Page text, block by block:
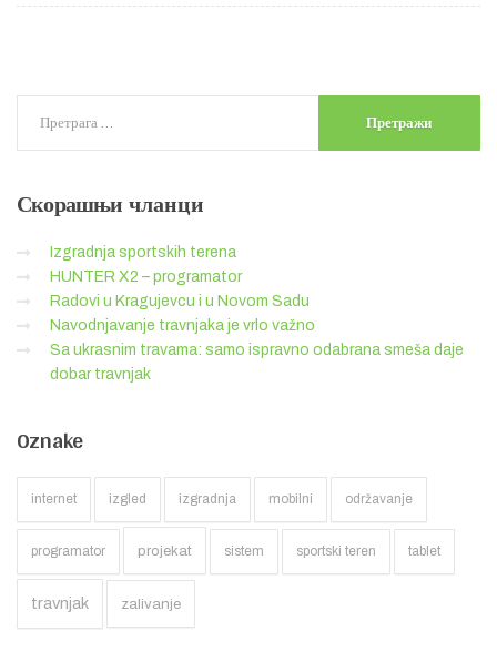
Скорашњичланци
Izgradnja sportskih terena
HUNTER X2 – programator
Radovi u Kragujevcu i u Novom Sadu
Navodnjavanje travnjaka je vrlo važno
Sa ukrasnim travama: samo ispravno odabrana smeša daje
dobar travnjak
Oznake
internet izgled izgradnja mobilni održavanje
programator projekat sistem sportski teren tablet
travnjak zalivanje